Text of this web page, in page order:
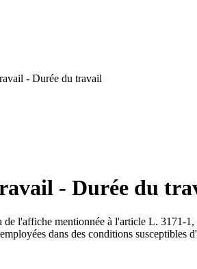
- Durée du travail
- Durée du
l'affiche mentionnée à l'article L. 3171-
dans des conditions susceptibles